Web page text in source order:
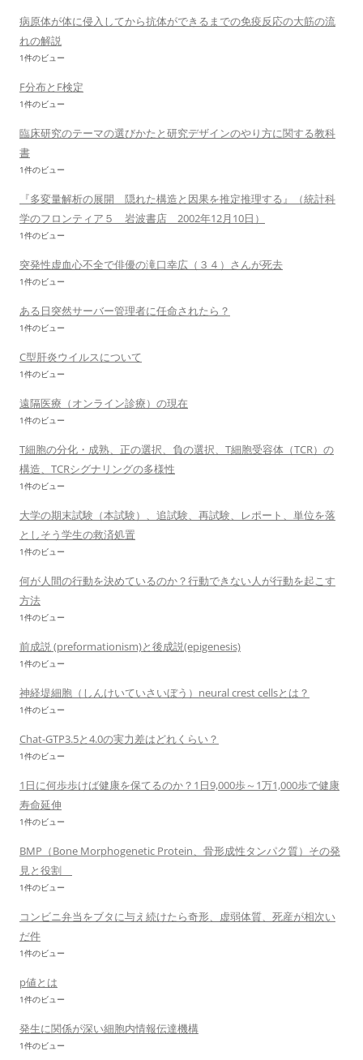
病原体が体に侵入してから抗体ができるまでの免疫反応の大筋の流
れの解説
1件のビュー
F分布とF検定
1件のビュー
臨床研究のテーマの選びかたと研究デザインのやり方に関する教科
書
1件のビュー
『多変量解析の展開 隠れた構造と因果を推定推理する』（統計科
学のフロンティア５ 岩波書店 2002年12月10日）
1件のビュー
突発性虚血心不全で俳優の滝口幸広（３４）さんが死去
1件のビュー
ある日突然サーバー管理者に任命されたら？
1件のビュー
C型肝炎ウイルスについて
1件のビュー
遠隔医療（オンライン診療）の現在
1件のビュー
T細胞の分化・成熟、正の選択、負の選択、T細胞受容体（TCR）の
構造、TCRシグナリングの多様性
1件のビュー
大学の期末試験（本試験）、追試験、再試験、レポート、単位を落
としそう学生の救済処置
1件のビュー
何が人間の行動を決めているのか？行動できない人が行動を起こす
方法
1件のビュー
前成説 (preformationism)と後成説(epigenesis)
1件のビュー
神経堤細胞（しんけいていさいぼう）neural crest cellsとは？
1件のビュー
Chat-GTP3.5と4.0の実力差はどれくらい？
1件のビュー
1日に何歩歩けば健康を保てるのか？1日9,000歩～1万1,000歩で健康
寿命延伸
1件のビュー
BMP（Bone Morphogenetic Protein、骨形成性タンパク質）その発
見と役割
1件のビュー
コンビニ弁当をブタに与え続けたら奇形、虚弱体質、死産が相次い
だ件
1件のビュー
p値とは
1件のビュー
発生に関係が深い細胞内情報伝達機構
1件のビュー